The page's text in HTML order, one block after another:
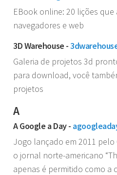
EBook online: 20 lições
navegadores e web
3D Warehouse -
Galeria de projetos 3d
para download, você
projetos
A
A Google a Day -
Jogo lançado em 2011
o jornal norte-americano
apenas é permitido como a